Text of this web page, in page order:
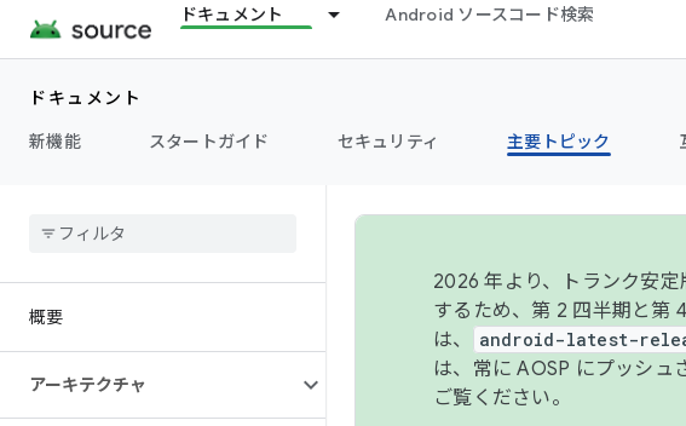
ドキュメント Android ソースコード検索
ドキュメント
新機能
スタートガイド セキュリティ 主要トピック
概要
アーキテクチャ
2026 年より、トランク安
するため、第 2 四半期と第
は、
android-latest-
は、常に AOSP にプッシュ
ご覧ください。